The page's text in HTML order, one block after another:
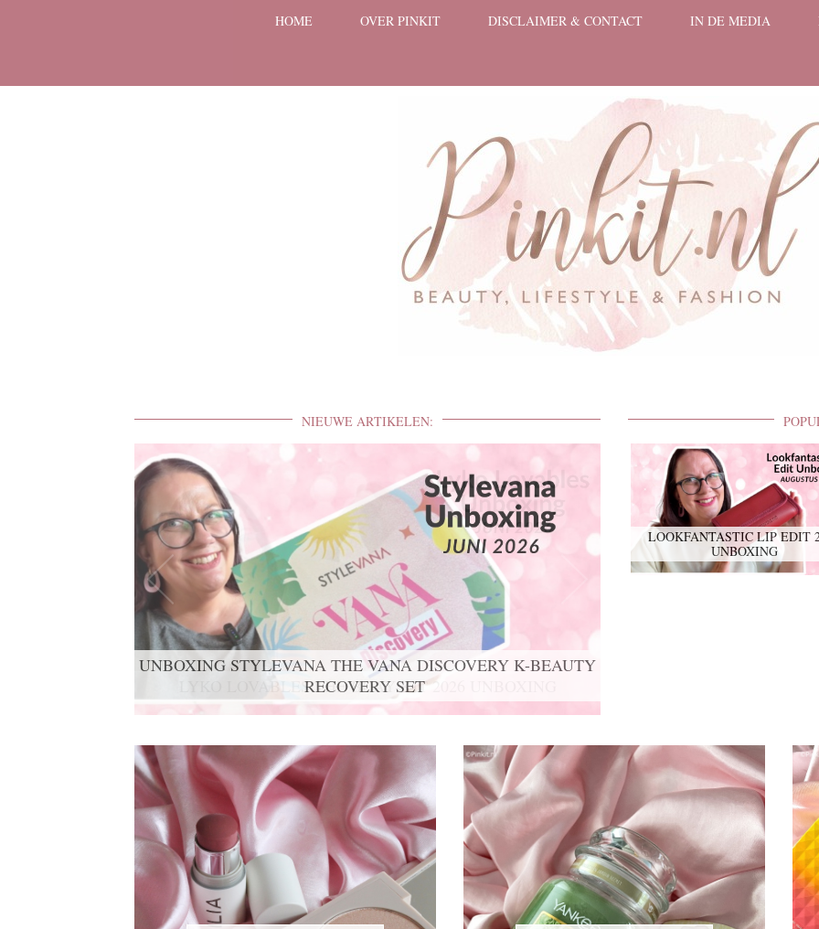
HOME OVER PINKIT DISCLAIMER & CONTACT IN DE MEDIA
LOOKFANTASTIC LIP EDIT
UNBOXING
NIEUWE ARTIKELEN:
LYKO LOVABLES THE BDAY KIT 2026 UNBOXING